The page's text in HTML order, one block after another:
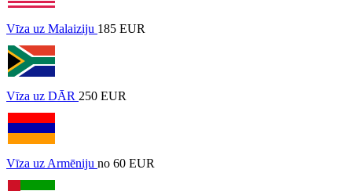
Vīza uz Malaiziju 185 EUR
Vīza uz DĀR 250 EUR
Vīza uz Armēniju no 60 EUR